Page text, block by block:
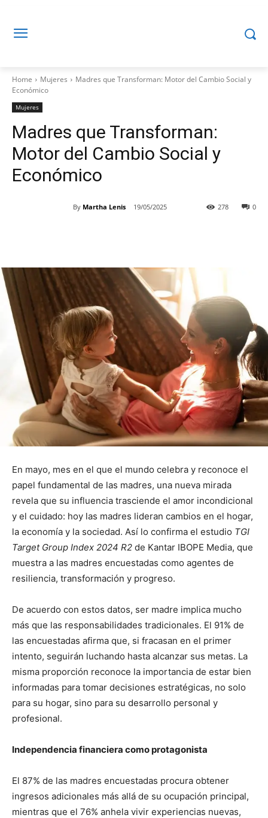
Home Mujeres
Madres que Transforman: Motor del Cambio Social y
Económico
Mujeres
Madres que Transforman:
Motor del Cambio Social y
Económico
By Martha Lenis 19/05/2025 0
278
En mayo, mes en el que el mundo celebra y reconoce el
papel fundamental de las madres, una nueva mirada
revela que su influencia trasciende el amor incondicional
y el cuidado: hoy las madres lideran cambios en el hogar,
la economía y la sociedad. Así lo confirma el estudio TGI
Target Group Index 2024 R2 de Kantar IBOPE Media, que
muestra a las madres encuestadas como agentes de
resiliencia, transformación y progreso.
De acuerdo con estos datos, ser madre implica mucho
más que las responsabilidades tradicionales. El 91% de
las encuestadas afirma que, si fracasan en el primer
intento, seguirán luchando hasta alcanzar sus metas. La
misma proporción reconoce la importancia de estar bien
informadas para tomar decisiones estratégicas, no solo
para su hogar, sino para su desarrollo personal y
profesional.
Independencia financiera como protagonista
El 87% de las madres encuestadas procura obtener
ingresos adicionales más allá de su ocupación principal,
mientras que el 76% anhela vivir experiencias nuevas,